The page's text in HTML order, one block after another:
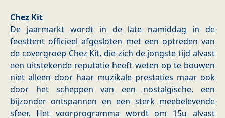
Chez Kit
De jaarmarkt wordt in de late namiddag in de
feesttent officieel afgesloten met een optreden van
de covergroep Chez Kit, die zich de jongste tijd alvast
een uitstekende reputatie heeft weten op te bouwen
niet alleen door haar muzikale prestaties maar ook
door het scheppen van een nostalgische, een
bijzonder ontspannen en een sterk meebelevende
sfeer. Het voorprogramma wordt om 15u alvast